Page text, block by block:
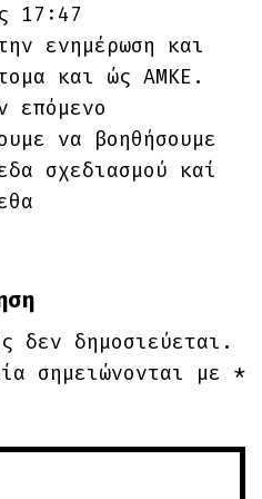
17:47
ενημέρωση και
και ώς ΑΜΚΕ.
επόμενο
να βοηθήσουμε
σχεδιασμού καί
δεν δημοσιεύεται.
σημειώνονται με *